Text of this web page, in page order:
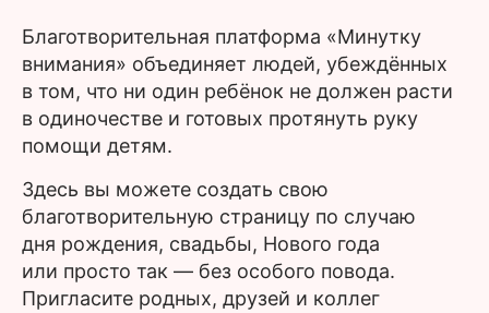
Благотворительная платформа «Минутку
внимания» объединяет людей, убеждённых
в том, что ни один ребёнок не должен расти
в одиночестве и готовых протянуть руку
помощи детям.
Здесь вы можете создать свою
благотворительную страницу по случаю
дня рождения, свадьбы, Нового года
или просто так — без особого повода.
Пригласите родных, друзей и коллег